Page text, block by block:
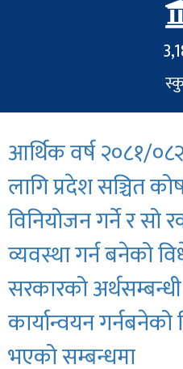
आर्थिक वर्ष २०८१/
लागि प्रदेश सञ्चित
विनियोजन गर्ने र सो
व्यवस्था गर्न बनेको
सरकारको
कार्यान्वयन
भएको सम्बन्धमा